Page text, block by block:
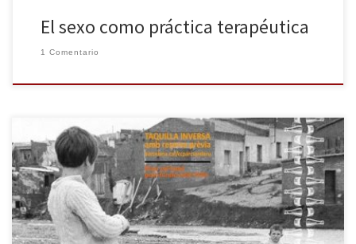
El sexo como práctica terapéutica
1 Comentario
El próximo viernes 19 de marzo se estrena Les traces del silenci,
de Esther Lázaro, en la Sala Sandaru. La obra toma como punto
de partida una investigación real llevada a cabo por la dramaturga
e investigadora en diferentes archivos del territorio para rastrear